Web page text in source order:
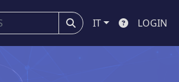
IT LOGIN